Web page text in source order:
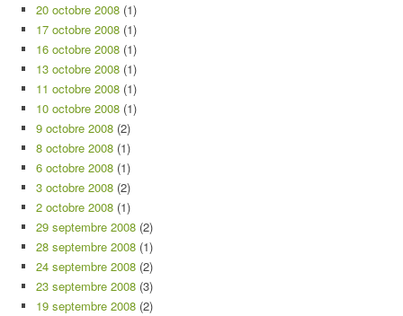
20 octobre 2008 (1)
17 octobre 2008 (1)
16 octobre 2008 (1)
13 octobre 2008 (1)
11 octobre 2008 (1)
10 octobre 2008 (1)
9 octobre 2008 (2)
8 octobre 2008 (1)
6 octobre 2008 (1)
3 octobre 2008 (2)
2 octobre 2008 (1)
29 septembre 2008 (2)
28 septembre 2008 (1)
24 septembre 2008 (2)
23 septembre 2008 (3)
19 septembre 2008 (2)